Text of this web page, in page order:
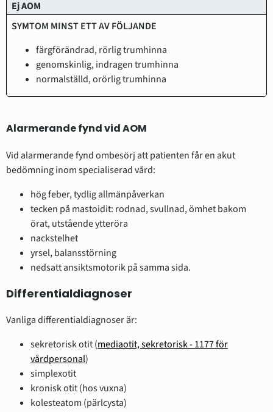
Ej AOM
färgförändrad, rörlig trumhinna
genomskinlig, indragen trumhinna
normalställd, orörlig trumhinna
Alarmerande fynd vid AOM
Vid alarmerande fynd ombesörj att patienten får en akut
bedömning inom specialiserad vård:
hög feber, tydlig allmänpåverkan
tecken på mastoidit: rodnad, svullnad, ömhet bakom
örat, utstående ytteröra
nackstelhet
yrsel, balansstörning
nedsatt ansiktsmotorik på samma sida.
Differentialdiagnoser
Vanliga differentialdiagnoser är:
sekretorisk otit (mediaotit, sekretorisk - 1177 för
vårdpersonal)
simplexotit
kronisk otit (hos vuxna)
kolesteatom (pärlcysta)